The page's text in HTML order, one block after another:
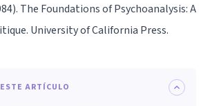
The Foundations of Psychoanalysis: A
University of California Press.
ARTÍCULO